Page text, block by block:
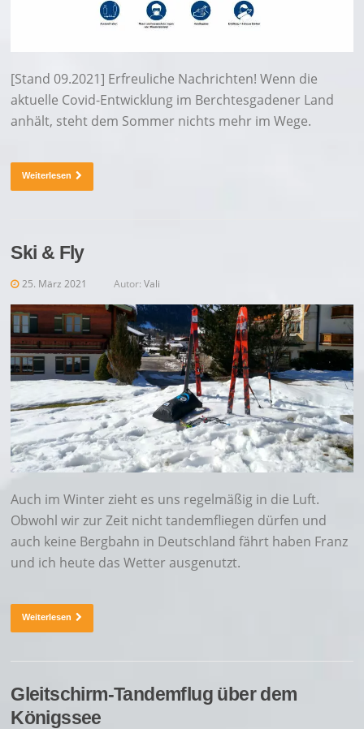
[Stand 09.2021] Erfreuliche Nachrichten! Wenn die
aktuelle Covid-Entwicklung im Berchtesgadener Land
anhält, steht dem Sommer nichts mehr im Wege.
Weiterlesen
Ski & Fly
25. März 2021 Autor:Vali
Auch im Winter zieht es uns regelmäßig in die Luft.
Obwohl wir zur Zeit nicht tandemfliegen dürfen und
auch keine Bergbahn in Deutschland fährt haben Franz
und ich heute das Wetter ausgenutzt.
Weiterlesen
Gleitschirm-Tandemflug über dem
Königssee